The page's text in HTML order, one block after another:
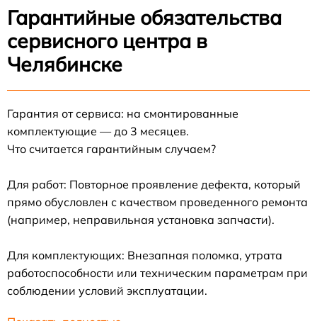
Гарантийные обязательства
сервисного центра в
Челябинске
Гарантия от сервиса: на смонтированные
комплектующие — до 3 месяцев.
Что считается гарантийным случаем?
Для работ: Повторное проявление дефекта, который
прямо обусловлен с качеством проведенного ремонта
(например, неправильная установка запчасти).
Для комплектующих: Внезапная поломка, утрата
работоспособности или техническим параметрам при
соблюдении условий эксплуатации.